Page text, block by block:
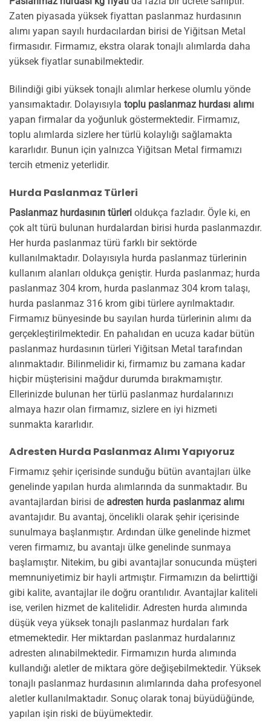
Zaten piyasada yüksek fiyattan paslanmaz hurdasının
alımı yapan sayılı hurdacılardan birisi de Yiğitsan Metal
firmasıdır. Firmamız, ekstra olarak tonajlı alımlarda daha
yüksek fiyatlar sunabilmektedir.
Bilindiği gibi yüksek tonajlı alımlar herkese olumlu yönde
yansımaktadır. Dolayısıyla toplu paslanmaz hurdası alımı
yapan firmalar da yoğunluk göstermektedir. Firmamız,
toplu alımlarda sizlere her türlü kolaylığı sağlamakta
kararlıdır. Bunun için yalnızca Yiğitsan Metal firmamızı
tercih etmeniz yeterlidir.
Hurda Paslanmaz Türleri
Paslanmaz hurdasının türleri oldukça fazladır. Öyle ki, en
çok alt türü bulunan hurdalardan birisi hurda paslanmazdır.
Her hurda paslanmaz türü farklı bir sektörde
kullanılmaktadır. Dolayısıyla hurda paslanmaz türlerinin
kullanım alanları oldukça geniştir. Hurda paslanmaz; hurda
paslanmaz 304 krom, hurda paslanmaz 304 krom talaşı,
hurda paslanmaz 316 krom gibi türlere ayrılmaktadır.
Firmamız bünyesinde bu sayılan hurda türlerinin alımı da
gerçekleştirilmektedir. En pahalıdan en ucuza kadar bütün
paslanmaz hurdasının türleri Yiğitsan Metal tarafından
alınmaktadır. Bilinmelidir ki, firmamız bu zamana kadar
hiçbir müşterisini mağdur durumda bırakmamıştır.
Ellerinizde bulunan her türlü paslanmaz hurdalarınızı
almaya hazır olan firmamız, sizlere en iyi hizmeti
sunmakta kararlıdır.
Adresten Hurda Paslanmaz Alımı Yapıyoruz
Firmamız şehir içerisinde sunduğu bütün avantajları ülke
genelinde yapılan hurda alımlarında da sunmaktadır. Bu
avantajlardan birisi de adresten hurda paslanmaz alımı
avantajıdır. Bu avantaj, öncelikli olarak şehir içerisinde
sunulmaya başlanmıştır. Ardından ülke genelinde hizmet
veren firmamız, bu avantajı ülke genelinde sunmaya
başlamıştır. Nitekim, bu gibi avantajlar sonucunda müşteri
memnuniyetimiz bir hayli artmıştır. Firmamızın da belirttiği
gibi kalite, avantajlar ile doğru orantılıdır. Avantajlar kaliteli
ise, verilen hizmet de kalitelidir. Adresten hurda alımında
düşük veya yüksek tonajlı paslanmaz hurdaları fark
etmemektedir. Her miktardan paslanmaz hurdalarınız
adresten alınabilmektedir. Firmamızın hurda alımında
kullandığı aletler de miktara göre değişebilmektedir. Yüksek
tonajlı paslanmaz hurdasının alımlarında daha profesyonel
aletler kullanılmaktadır. Sonuç olarak tonaj büyüdüğünde,
yapılan işin riski de büyümektedir.